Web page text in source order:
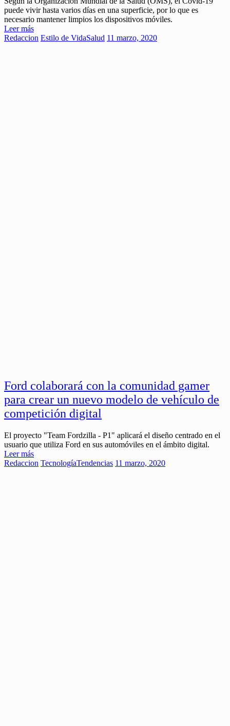
puede vivir hasta varios días en una superficie, por lo que es
necesario mantener limpios los dispositivos móviles.
Leer más
Redaccion Estilo de VidaSalud 11 marzo, 2020
Ford colaborará con la comunidad gamer
para crear un nuevo modelo de vehículo de
competición digital
El proyecto "Team Fordzilla - P1" aplicará el diseño centrado en el
usuario que utiliza Ford en sus automóviles en el ámbito digital.
Leer más
Redaccion TecnologíaTendencias 11 marzo, 2020